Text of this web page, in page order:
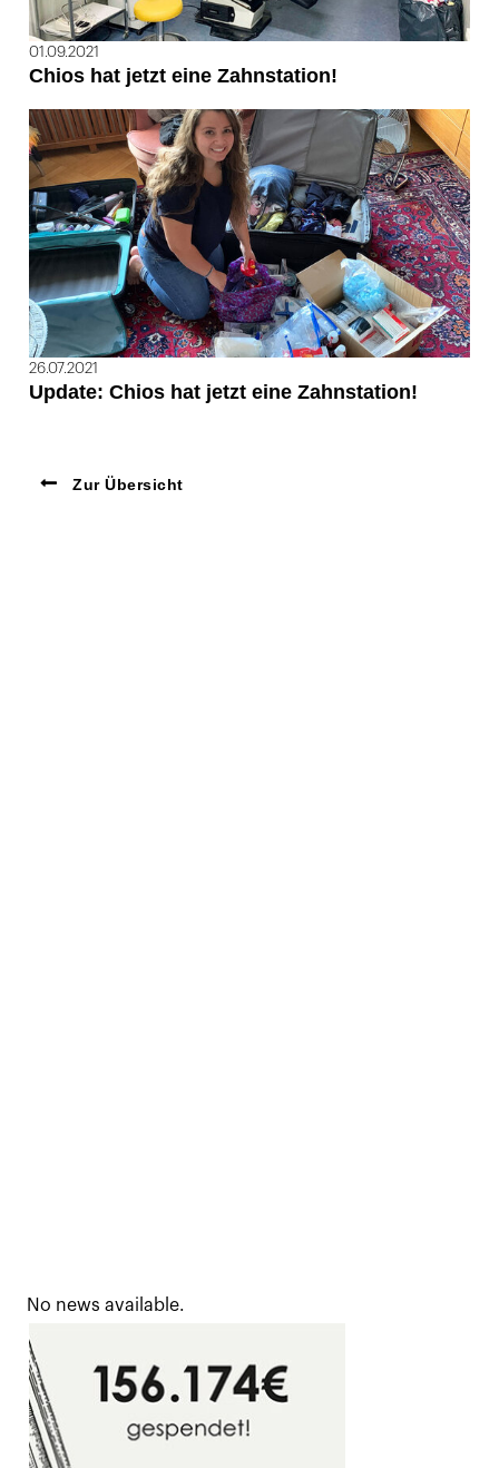
01.09.2021
Chios hat jetzt eine Zahnstation!
26.07.2021
Update: Chios hat jetzt eine Zahnstation!
Zur Übersicht
No news available.